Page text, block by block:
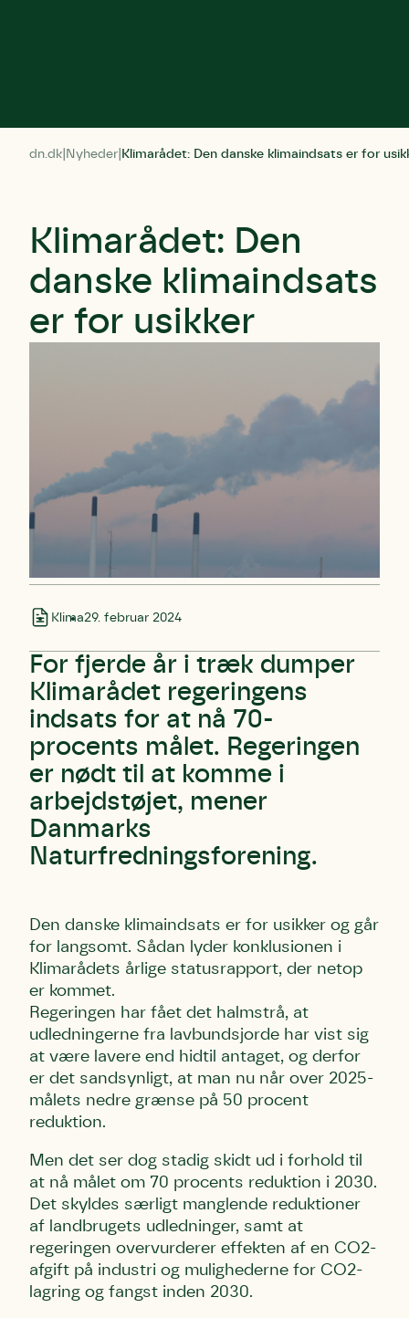
dn.dk Nyheder Klimarådet: Den danske klimaindsats er for
Klimarådet: Den
danske klimaindsats
er for usikker
Klima29. februar 2024
For fjerde år i træk dumper
Klimarådet regeringens
indsats for at nå 70-
procents målet. Regeringen
er nødt til at komme i
arbejdstøjet, mener
Danmarks
Naturfredningsforening.
Den danske klimaindsats er for usikker og går
for langsomt. Sådan lyder konklusionen i
Klimarådets årlige statusrapport, der netop
er kommet.
Regeringen har fået det halmstrå, at
udledningerne fra lavbundsjorde har vist sig
at være lavere end hidtil antaget, og derfor
er det sandsynligt, at man nu når over 2025-
målets nedre grænse på 50 procent
reduktion.
Men det ser dog stadig skidt ud i forhold til
at nå målet om 70 procents reduktion i 2030.
Det skyldes særligt manglende reduktioner
af landbrugets udledninger, samt at
regeringen overvurderer effekten af en CO2-
afgift på industri og mulighederne for CO2-
lagring og fangst inden 2030.